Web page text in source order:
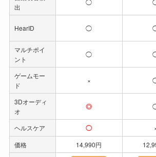
出
◯
HearID ◯
マルチポイ
ント
◯
ゲームモー
ド
×
3Dオーディ
オ
◎
ヘルスケア ◯
価格
14,990円